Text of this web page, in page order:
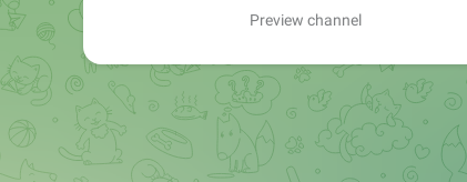
Preview channel